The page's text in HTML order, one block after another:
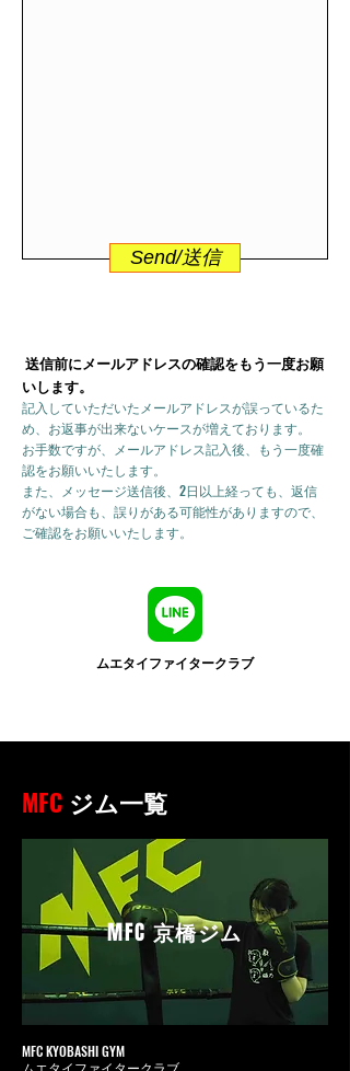
Send/送信
送信前にメールアドレスの確認をもう一度お願
いします。
記入していただいたメールアドレスが誤っているた
め、お返事が出来ないケースが増えております。
お手数ですが、メールアドレス記入後、もう一度確
認をお願いいたします。
また、メッセージ送信後、2日以上経っても、返信
がない場合も、誤りがある可能性がありますので、
ご確認をお願いいたします。
ムエタイファイタークラブ
MFC ジム一覧
MFC京橋ジム
MFC KYOBASHI GYM